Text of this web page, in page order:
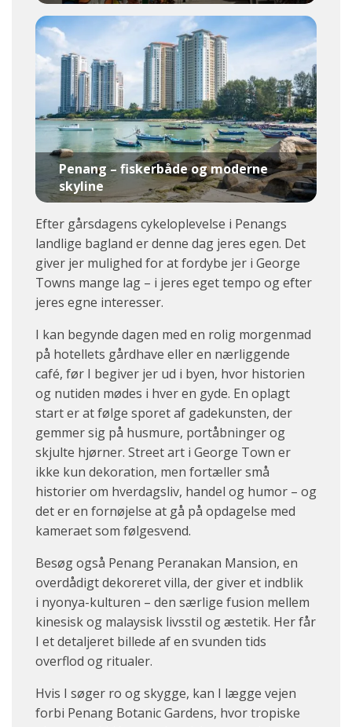
Penang – fiskerbåde og moderne
skyline
Efter gårsdagens cykeloplevelse i Penangs
landlige bagland er denne dag jeres egen. Det
giver jer mulighed for at fordybe jer i George
Towns mange lag – i jeres eget tempo og efter
jeres egne interesser.
I kan begynde dagen med en rolig morgenmad
på hotellets gårdhave eller en nærliggende
café, før I begiver jer ud i byen, hvor historien
og nutiden mødes i hver en gyde. En oplagt
start er at følge sporet af gadekunsten, der
gemmer sig på husmure, portåbninger og
skjulte hjørner. Street art i George Town er
ikke kun dekoration, men fortæller små
historier om hverdagsliv, handel og humor – og
det er en fornøjelse at gå på opdagelse med
kameraet som følgesvend.
Besøg også Penang Peranakan Mansion, en
overdådigt dekoreret villa, der giver et indblik
i nyonya-kulturen – den særlige fusion mellem
kinesisk og malaysisk livsstil og æstetik. Her får
I et detaljeret billede af en svunden tids
overflod og ritualer.
Hvis I søger ro og skygge, kan I lægge vejen
forbi Penang Botanic Gardens, hvor tropiske